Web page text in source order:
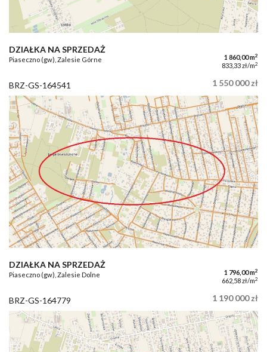
DZIAŁKA NA SPRZEDAŻ
Piaseczno (gw), Zalesie Górne 1 860,00 m2
833,33 zł/m2
BRZ-GS-164541 1 550 000 zł
DZIAŁKA NA SPRZEDAŻ
Piaseczno (gw), Zalesie Dolne 1 796,00 m2
662,58 zł/m2
BRZ-GS-164779 1 190 000 zł